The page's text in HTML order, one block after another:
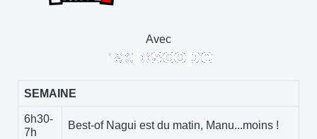
Avec
SEMAINE
6h30-
7h
Best-of Nagui est du matin, Manu...moins !